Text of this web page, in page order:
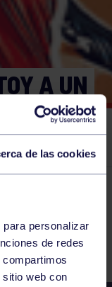
de las cookies
personalizar
de redes
web con
A UN
EL